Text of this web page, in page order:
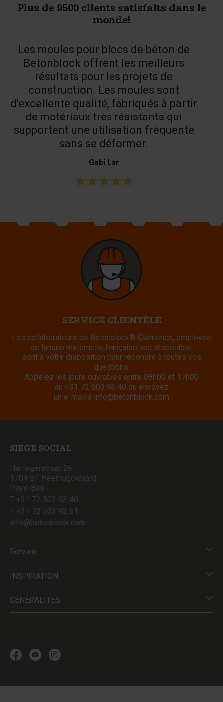
Plus de 9500 clients satisfaits dans le
monde!
Les moules pour blocs de béton de
Betonblock offrent les meilleurs
résultats pour les projets de
construction. Les moules sont
d'excellente qualité, fabriqués à partir
de matériaux très résistants qui
supportent une utilisation fréquente
sans se déformer.
Gabi Lar
SERVICE CLIENTÈLE
Les collaborateurs de Betonblock® Clémence, employée
de langue maternelle française, est disponible.
sont à votre disposition pour répondre à toutes vos
questions.
Appelez les jours ouvrables entre 08h00 et 17h00
au +31 72 503 93 40 ou envoyez
un e-mail à info@betonblock.com
SIÈGE SOCIAL
Harlingerstraat 26
1704 BT Heerhugowaard
Pays-Bas
T +31 72 503 93 40
F +31 72 503 92 61
info@betonblock.com
Service
INSPIRATION
GÉNÉRALITÉS